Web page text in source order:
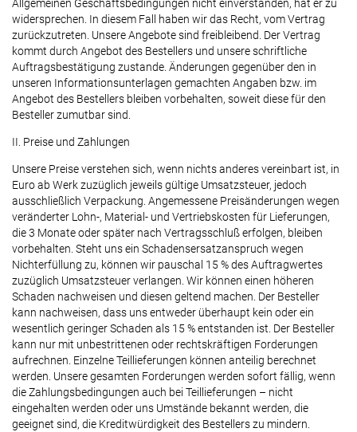
Allgemeinen Geschäftsbedingungen nicht einverstanden, hat er zu
widersprechen. In diesem Fall haben wir das Recht, vom Vertrag
zurückzutreten. Unsere Angebote sind freibleibend. Der Vertrag
kommt durch Angebot des Bestellers und unsere schriftliche
Auftragsbestätigung zustande. Änderungen gegenüber den in
unseren Informationsunterlagen gemachten Angaben bzw. im
Angebot des Bestellers bleiben vorbehalten, soweit diese für den
Besteller zumutbar sind.
II. Preise und Zahlungen
Unsere Preise verstehen sich, wenn nichts anderes vereinbart ist, in
Euro ab Werk zuzüglich jeweils gültige Umsatzsteuer, jedoch
ausschließlich Verpackung. Angemessene Preisänderungen wegen
veränderter Lohn-, Material- und Vertriebskosten für Lieferungen,
die 3 Monate oder später nach Vertragsschluß erfolgen, bleiben
vorbehalten. Steht uns ein Schadensersatzanspruch wegen
Nichterfüllung zu, können wir pauschal 15 % des Auftragwertes
zuzüglich Umsatzsteuer verlangen. Wir können einen höheren
Schaden nachweisen und diesen geltend machen. Der Besteller
kann nachweisen, dass uns entweder überhaupt kein oder ein
wesentlich geringer Schaden als 15 % entstanden ist. Der Besteller
kann nur mit unbestrittenen oder rechtskräftigen Forderungen
aufrechnen. Einzelne Teillieferungen können anteilig berechnet
werden. Unsere gesamten Forderungen werden sofort fällig, wenn
die Zahlungsbedingungen auch bei Teillieferungen – nicht
eingehalten werden oder uns Umstände bekannt werden, die
geeignet sind, die Kreditwürdigkeit des Bestellers zu mindern.